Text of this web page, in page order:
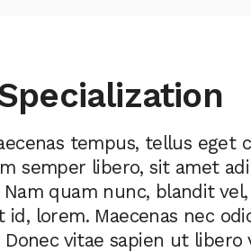
tempus, tellus eget
semper libero, sit amet
quam nunc, blandit
id, lorem. Maecenas nec
vitae sapien ut libero